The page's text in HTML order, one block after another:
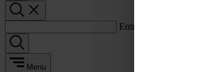
Entrez un terme de
Menu